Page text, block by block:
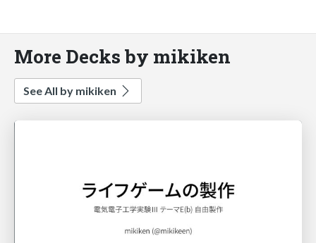
More Decks by mikiken
See All by mikiken